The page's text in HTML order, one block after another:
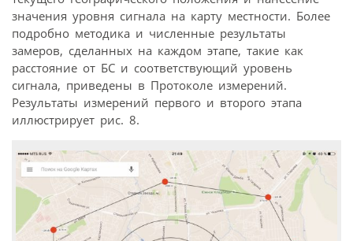
значения уровня сигнала на карту местности. Более
подробно методика и численные результаты
замеров, сделанных на каждом этапе, такие как
расстояние от БС и соответствующий уровень
сигнала, приведены в Протоколе измерений.
Результаты измерений первого и второго этапа
иллюстрирует рис. 8.